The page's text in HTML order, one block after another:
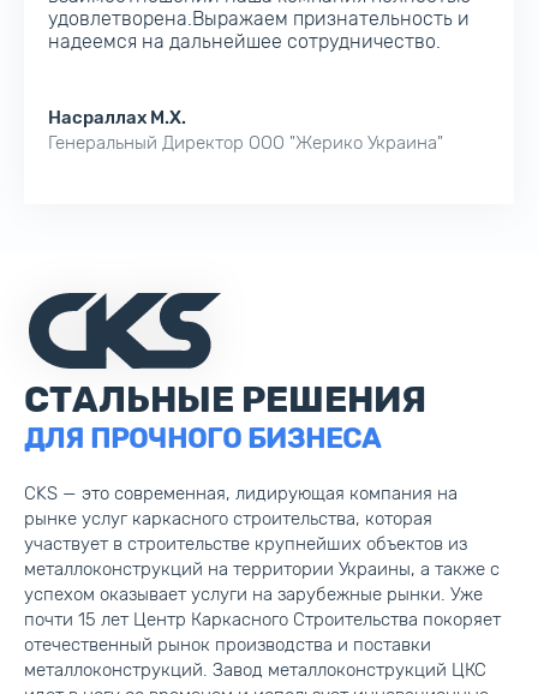
По опыту совместной работы наших
организаций можем рекомендовать ООО «ЦКС
металлоконструкций.
ПИИ Тебодин Украина
СТАЛЬНЫЕ РЕШЕНИЯ
CKS — это современная, лидирующая компания на
рынке услуг каркасного строительства, которая
участвует в строительстве крупнейших объектов из
металлоконструкций на территории Украины, а также с
успехом оказывает услуги на зарубежные рынки. Уже
почти 15 лет Центр Каркасного Строительства покоряет
отечественный рынок производства и поставки